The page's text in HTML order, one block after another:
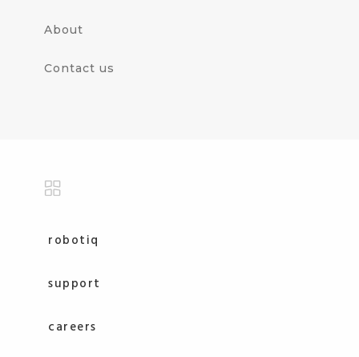
About
Contact us
robotiq
support
careers